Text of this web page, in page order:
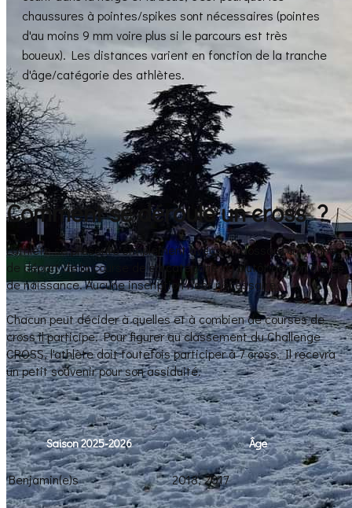
chaussures à pointes/spikes sont nécessaires (pointes
d'au moins 9 mm voire plus si le parcours est très
boueux). Les distances varient en fonction de la tranche
d'âge/catégorie des athlètes.
Comment se déroule un cross ?
L'athlète se présente simplement avec son dossard à la ligne
de départ de la course de sa catégorie ou plutôt de son année
de naissance. Aucune inscription n'est nécessaire.
Chacun peut décider à quelles et à combien de courses de
cross il participe. Pour figurer au classement du Challenge
CROSS, l'athlète doit toutefois participer à 7 cross. Il recevra
un petit souvenir pour son assiduité.
Saison 2025-2026 Âge
Benjamin(e)s 2018, 2017